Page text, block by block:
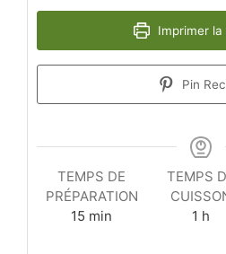
Imprimer
Pin
TEMPS DE
PRÉPARATION
15 minutes
min
TEMPS
1 heure
h